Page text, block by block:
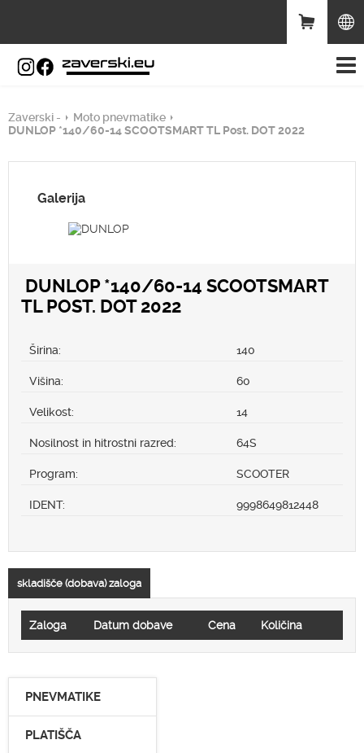
Zaverski -
Moto pnevmatike
DUNLOP *140/60-14 SCOOTSMART TL Post. DOT 2022
Galerija
DUNLOP *140/60-14 SCOOTSMART
TL POST. DOT 2022
Širina: 140
Višina: 60
Velikost: 14
Nosilnost in hitrostni razred: 64S
Program: SCOOTER
IDENT: 9998649812448
skladišče (dobava) zaloga
Zaloga Datum dobave Cena Količina
PNEVMATIKE
PLATIŠČA